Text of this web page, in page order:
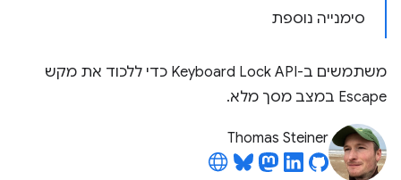
סימנייה נוספת
משתמשים ב-Keyboard Lock API כדי ללכוד את מקש
Escape במצב מסך מלא.
Thomas Steiner